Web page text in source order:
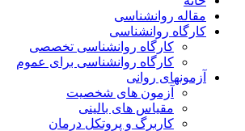
مقاله روانشناسی
کارگاه روانشناسی
کارگاه روانشناسی تخصصی
کارگاه روانشناسی برای عموم
آزمونهای روانی
آزمون های شخصیت
مقیاس های بالینی
کاربرگ و پروتکل درمان